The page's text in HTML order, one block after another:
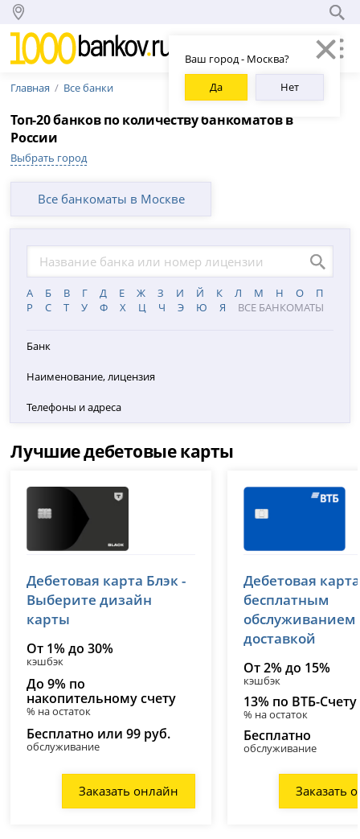
Ваш город - Москва?
Да
Нет
Главная Все банки
Топ-20 банков по количеству банкоматов в
России
Выбрать город
Все банкоматы в Москве
А Б В Г Д Е Ж З И Й К Л М Н О
П
Р
С Т У Ф Х Ц Ч Э Ю Я ВСЕ БАНКОМАТЫ
Банк
Наименование, лицензия
Телефоны и адреса
Лучшие дебетовые карты
лицензия № 2673
Дебетовая карта Блэк -
Выберите дизайн
карты
От 1% до 30%
кэшбэк
До 9% по
накопительному счету
% на остаток
Бесплатно или 99 руб.
обслуживание
Заказать онлайн
лицензия № 1000
Дебетовая
бесплатным
обслуживанием
доставкой
От 2% до 15%
кэшбэк
13% по ВТБ-Счету
% на остаток
Бесплатно
обслуживание
Заказать